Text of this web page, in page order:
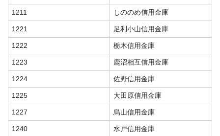
1211 しののめ信用金庫
1221 足利小山信用金庫
1222 栃木信用金庫
1223 鹿沼相互信用金庫
1224 佐野信用金庫
1225 大田原信用金庫
1227 烏山信用金庫
1240 水戸信用金庫